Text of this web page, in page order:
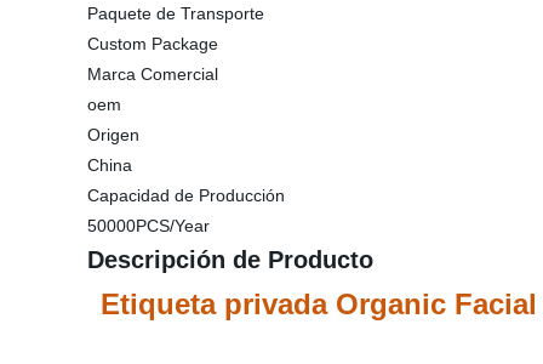
Paquete de Transporte
Custom Package
Marca Comercial
oem
Origen
China
Capacidad de Producción
50000PCS/Year
Descripción de Producto
Etiqueta privada Organic